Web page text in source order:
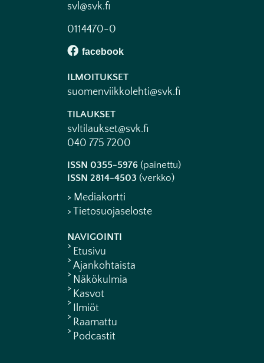
svl@svk.fi
0114470-0
ILMOITUKSET
suomenviikkolehti@svk.fi
TILAUKSET
svltilaukset@svk.fi
040 775 7200
ISSN 0355-5976 (painettu)
ISSN 2814-4503 (verkko)
> Mediakortti
> Tietosuojaseloste
NAVIGOINTI
Etusivu
Ajankohtaista
Näkökulmia
Kasvot
Ilmiöt
Raamattu
Podcastit